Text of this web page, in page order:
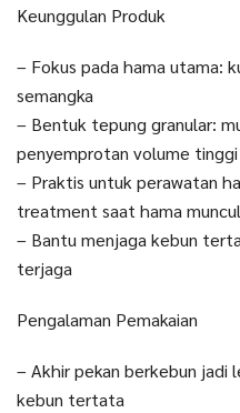
Keunggulan Produk
– Fokus pada hama utama:
semangka
– Bentuk tepung granular:
penyemprotan volume tinggi
– Praktis untuk perawatan
treatment saat hama muncul
– Bantu menjaga kebun
terjaga
Pengalaman Pemakaian
– Akhir pekan berkebun jadi
kebun tertata